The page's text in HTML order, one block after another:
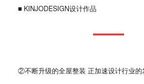
■ KINJODESIGN设计作品
②不断升级的全屋整装 正加速设计行业的